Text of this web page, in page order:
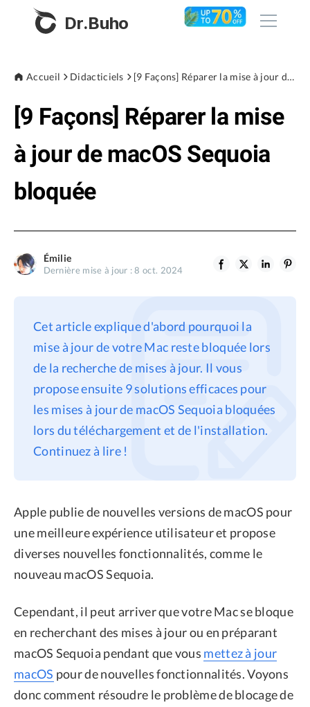
Dr.Buho
Produits
BuhoCleaner
BuhoRepair
BuhoLaunchpad
Boutique
Blog
L'entreprise
Confidentialité
Conditions générales
remboursement
Accueil Didacticiels [9 Façons] Réparer la mise à jour de macOS Sequoia bloquée
[9 Façons] Réparer la mise
à jour de macOS Sequoia
bloquée
Émilie
Dernière mise à jour : 8 oct. 2024
Cet article explique d'abord pourquoi la
mise à jour de votre Mac reste bloquée lors
de la recherche de mises à jour. Il vous
propose ensuite 9 solutions efficaces pour
les mises à jour de macOS Sequoia bloquées
lors du téléchargement et de l'installation.
Continuez à lire !
Apple publie de nouvelles versions de macOS pour
une meilleure expérience utilisateur et propose
diverses nouvelles fonctionnalités, comme le
nouveau macOS Sequoia.
Cependant, il peut arriver que votre Mac se bloque
en recherchant des mises à jour ou en préparant
macOS Sequoia pendant que vous mettez à jour
macOS pour de nouvelles fonctionnalités. Voyons
donc comment résoudre le problème de blocage de